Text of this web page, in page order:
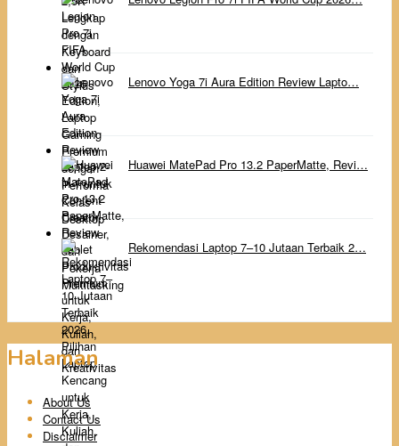
Lenovo Yoga 7i Aura Edition Review Lapto…
Huawei MatePad Pro 13.2 PaperMatte, Revi…
Rekomendasi Laptop 7–10 Jutaan Terbaik 2…
Halaman
About Us
Contact Us
Disclaimer